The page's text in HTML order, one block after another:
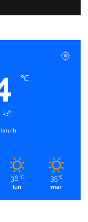
℃
13º
km/h
36 ℃
lun
35 ℃
mar